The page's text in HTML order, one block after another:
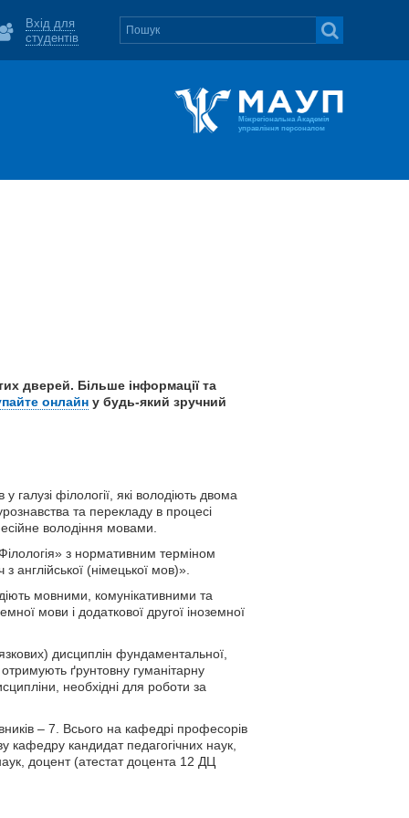
Вхід для
студентів
Міжрегіональна Академія
управління персоналом
дверей. Більше інформації та
онлайн у будь-який зручний
галузі філології, які володіють двома
та перекладу в процесі
володіння мовами.
з нормативним терміном
англійської (німецької мов)».
мовними, комунікативними та
мови і додаткової другої іноземної
дисциплін фундаментальної,
ґрунтовну гуманітарну
необхідні для роботи за
– 7. Всього на кафедрі професорів
кандидат педагогічних наук,
доцент (атестат доцента 12 ДЦ